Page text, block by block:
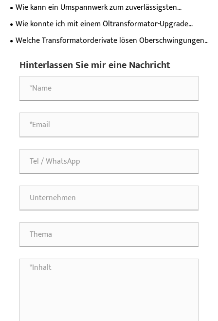
Wie kann ein Umspannwerk zum zuverlässigsten
Vermögenswert in meinem Netz werden?
Wie konnte ich mit einem Öltransformator-Upgrade
Risiko und Kosten senken?
Welche Transformatorderivate lösen Oberschwingungen
Hinterlassen Sie mir eine Nachricht